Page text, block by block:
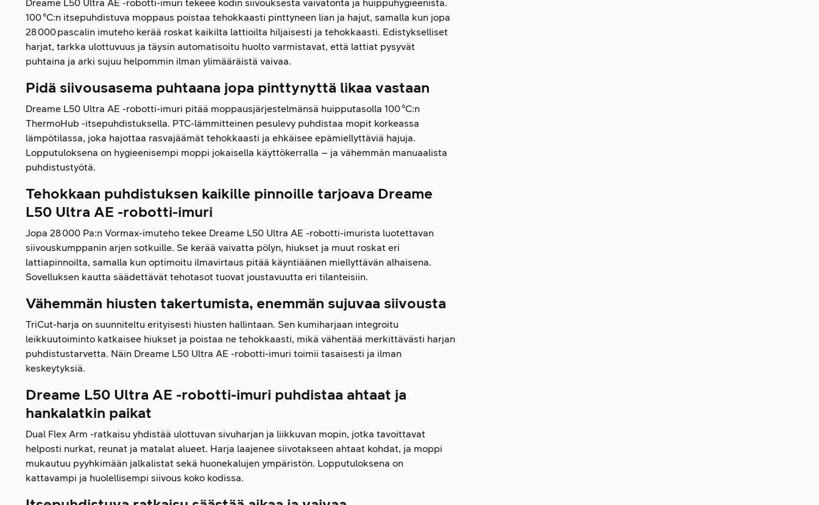
Dreame L50 Ultra AE -robotti-imuri tekeee kodin siivouksesta vaivatonta ja huippuhygieenistä.
100 °C:n itsepuhdistuva moppaus poistaa tehokkaasti pinttyneen lian ja hajut, samalla kun jopa
28 000 pascalin imuteho kerää roskat kaikilta lattioilta hiljaisesti ja tehokkaasti. Edistykselliset
harjat, tarkka ulottuvuus ja täysin automatisoitu huolto varmistavat, että lattiat pysyvät
puhtaina ja arki sujuu helpommin ilman ylimääräistä vaivaa.
Pidä siivousasema puhtaana jopa pinttynyttä likaa vastaan
Dreame L50 Ultra AE -robotti-imuri pitää moppausjärjestelmänsä huipputasolla 100 °C:n
ThermoHub -itsepuhdistuksella. PTC-lämmitteinen pesulevy puhdistaa mopit korkeassa
lämpötilassa, joka hajottaa rasvajäämät tehokkaasti ja ehkäisee epämiellyttäviä hajuja.
Lopputuloksena on hygieenisempi moppi jokaisella käyttökerralla – ja vähemmän manuaalista
puhdistustyötä.
Tehokkaan puhdistuksen kaikille pinnoille tarjoava Dreame
L50 Ultra AE -robotti-imuri
Jopa 28 000 Pa:n Vormax-imuteho tekee Dreame L50 Ultra AE -robotti-imurista luotettavan
siivouskumppanin arjen sotkuille. Se kerää vaivatta pölyn, hiukset ja muut roskat eri
lattiapinnoilta, samalla kun optimoitu ilmavirtaus pitää käyntiäänen miellyttävän alhaisena.
Sovelluksen kautta säädettävät tehotasot tuovat joustavuutta eri tilanteisiin.
Vähemmän hiusten takertumista, enemmän sujuvaa siivousta
TriCut-harja on suunniteltu erityisesti hiusten hallintaan. Sen kumiharjaan integroitu
leikkuutoiminto katkaisee hiukset ja poistaa ne tehokkaasti, mikä vähentää merkittävästi harjan
puhdistustarvetta. Näin Dreame L50 Ultra AE -robotti-imuri toimii tasaisesti ja ilman
keskeytyksiä.
Dreame L50 Ultra AE -robotti-imuri puhdistaa ahtaat ja
hankalatkin paikat
Dual Flex Arm -ratkaisu yhdistää ulottuvan sivuharjan ja liikkuvan mopin, jotka tavoittavat
helposti nurkat, reunat ja matalat alueet. Harja laajenee siivotakseen ahtaat kohdat, ja moppi
mukautuu pyyhkimään jalkalistat sekä huonekalujen ympäristön. Lopputuloksena on
kattavampi ja huolellisempi siivous koko kodissa.